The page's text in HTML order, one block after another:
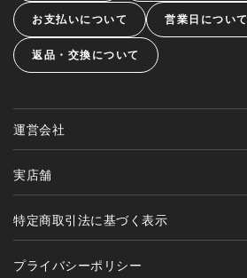
お支払いについて 営業日について
返品・交換について
運営会社
実店舗
特定商取引法に基づく表示
プライバシーポリシー